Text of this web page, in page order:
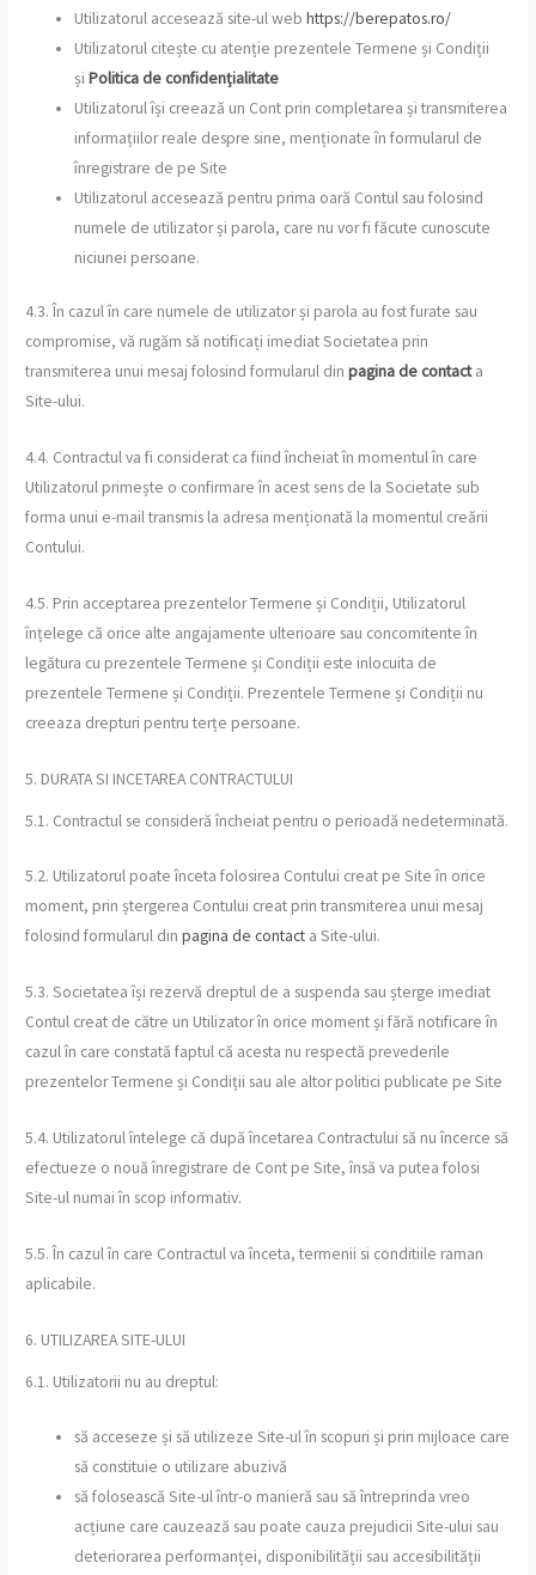
Utilizatorul accesează site-ul webhttps://berepatos.ro/
Utilizatorul citește cu atenție prezentele Termene și Condiții
șiPolitica de confidențialitate
Utilizatorul își creează un Cont prin completarea și transmiterea
informațiilor reale despre sine, menționate în formularul de
înregistrare de pe Site
Utilizatorul accesează pentru prima oară Contul sau folosind
numele de utilizator și parola, care nu vor fi făcute cunoscute
niciunei persoane.
4.3. În cazul în care numele de utilizator și parola au fost furate sau
compromise, vă rugăm să notificați imediat Societatea prin
transmiterea unui mesaj folosind formularul dinpagina de contacta
Site-ului.
4.4. Contractul va fi considerat ca fiind încheiat în momentul în care
Utilizatorul primește o confirmare în acest sens de la Societate sub
forma unui e-mail transmis la adresa menționată la momentul creării
Contului.
4.5. Prin acceptarea prezentelor Termene și Condiții, Utilizatorul
înțelege că orice alte angajamente ulterioare sau concomitente în
legătura cu prezentele Termene și Condiții este inlocuita de
prezentele Termene și Condiții. Prezentele Termene și Condiții nu
creeaza drepturi pentru terțe persoane.
5. DURATA SI INCETAREA CONTRACTULUI
5.1. Contractul se consideră încheiat pentru o perioadă nedeterminată.
5.2. Utilizatorul poate înceta folosirea Contului creat pe Site în orice
moment, prin ștergerea Contului creat prin transmiterea unui mesaj
folosind formularul dinpagina de contact a Site-ului.
5.3. Societatea își rezervă dreptul de a suspenda sau șterge imediat
Contul creat de către un Utilizator în orice moment și fără notificare în
cazul în care constată faptul că acesta nu respectă prevederile
prezentelor Termene și Condiții sau ale altor politici publicate pe Site
5.4. Utilizatorul întelege că după încetarea Contractului să nu încerce să
efectueze o nouă înregistrare de Cont pe Site, însă va putea folosi
Site-ul numai în scop informativ.
5.5. În cazul în care Contractul va înceta, termenii si conditiile raman
aplicabile.
6. UTILIZAREA SITE-ULUI
6.1. Utilizatorii nu au dreptul:
să acceseze și să utilizeze Site-ul în scopuri și prin mijloace care
să constituie o utilizare abuzivă
să folosească Site-ul într-o manieră sau să întreprinda vreo
acțiune care cauzează sau poate cauza prejudicii Site-ului sau
deteriorarea performanței, disponibilității sau accesibilității